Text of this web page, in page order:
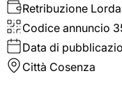
Retribuzione Lorda
Codice annuncio
Data di
Città Cosenza